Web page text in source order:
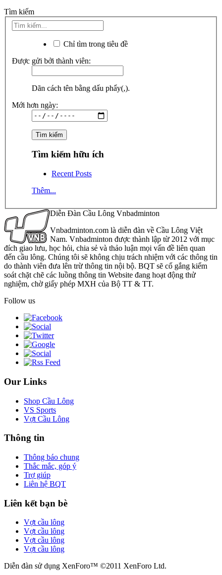
Tìm kiếm
Chỉ tìm trong tiêu đề
Được gửi bởi thành viên:
Dãn cách tên bằng dấu phẩy(,).
Mới hơn ngày:
Tìm kiếm hữu ích
Recent Posts
Thêm...
Diễn Đàn Cầu Lông Vnbadminton
Vnbadminton.com là diễn đàn về Cầu Lông Việt
Nam. Vnbadminton được thành lập từ 2012 với mục
đích giao lưu, học hỏi, chia sẻ và thảo luận mọi vấn đề liên quan
đến cầu lông. Chúng tôi sẽ không chịu trách nhiệm với các thông tin
do thành viên đưa lên trừ thông tin nội bộ. BQT sẽ cố gắng kiểm
soát chặt chẽ các luồng thông tin Website đang hoạt động thử
nghiệm, chờ giấy phép MXH của Bộ TT & TT.
Follow us
Our Links
Shop Cầu Lông
VS Sports
Vợt Cầu Lông
Thông tin
Thông báo chung
Thắc mắc, góp ý
Trợ giúp
Liên hệ BQT
Liên kết bạn bè
Vợt cầu lông
Vợt cầu lông
Vợt cầu lông
Vợt cầu lông
Diễn đàn sử dụng XenForo™ ©2011 XenForo Ltd.